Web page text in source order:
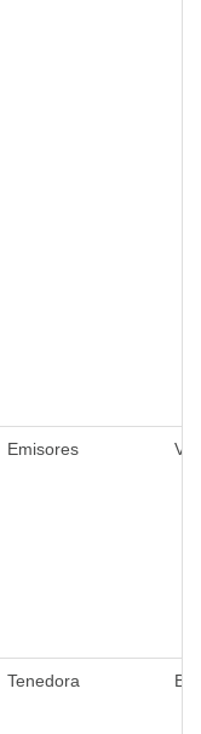
Emisores
Tenedora